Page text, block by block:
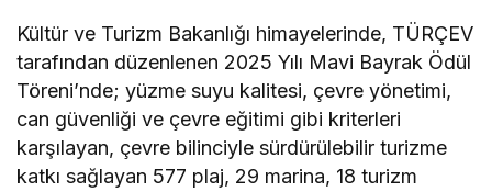
Kültür ve Turizm Bakanlığı himayelerinde, TÜRÇEV
tarafından düzenlenen 2025 Yılı Mavi Bayrak Ödül
Töreni’nde; yüzme suyu kalitesi, çevre yönetimi,
can güvenliği ve çevre eğitimi gibi kriterleri
karşılayan, çevre bilinciyle sürdürülebilir turizme
katkı sağlayan 577 plaj, 29 marina, 18 turizm